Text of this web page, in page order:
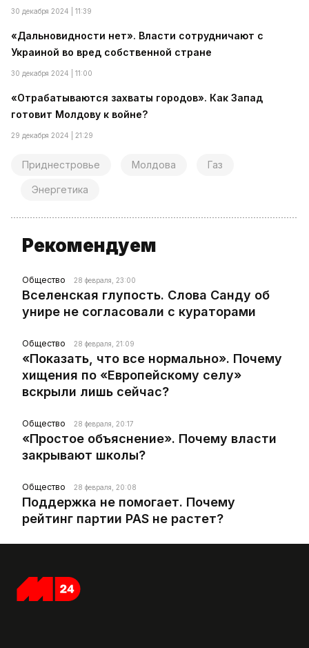
30 декабря 2024 | 11:39
«Дальновидности нет». Власти сотрудничают с
Украиной во вред собственной стране
30 декабря 2024 | 11:00
«Отрабатываются захваты городов». Как Запад
готовит Молдову к войне?
29 декабря 2024 | 21:29
Приднестровье Молдова Газ
Энергетика
Рекомендуем
Общество 28 февраля, 23:00
Вселенская глупость. Слова Санду об
унире не согласовали с кураторами
Общество 28 февраля, 21:09
«Показать, что все нормально». Почему
хищения по «Европейскому селу»
вскрыли лишь сейчас?
Общество 28 февраля, 20:17
«Простое объяснение». Почему власти
закрывают школы?
Общество 28 февраля, 20:08
Поддержка не помогает. Почему
рейтинг партии PAS не растет?